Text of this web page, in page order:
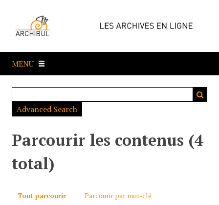
e
a
MENU
Advanced Search
Parcourir les contenus (4
total)
Tout parcourir
Parcourir par mot-clé